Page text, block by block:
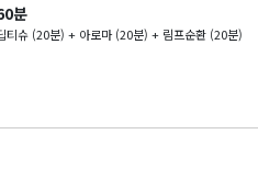
분
티슈 (20분) + 아로마 (20분) + 림프순환 (20분)